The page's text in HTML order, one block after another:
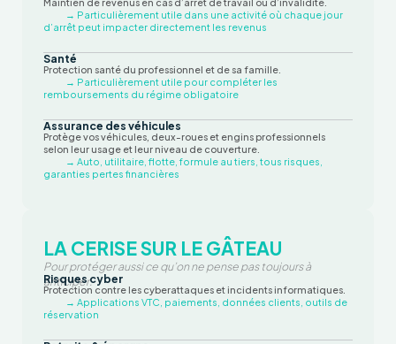
→ Particulièrement utile dans une activité où chaque jour
d’arrêt peut impacter directement les revenus
Santé
Protection santé du professionnel et de sa famille.
→ Particulièrement utile pour compléter les
remboursements du régime obligatoire
Assurance des véhicules
Protège vos véhicules, deux-roues et engins professionnels
selon leur usage et leur niveau de couverture.
→ Auto, utilitaire, flotte, formule au tiers, tous risques,
garanties pertes financières
LA CERISE SUR LE GÂTEAU
Pour protéger aussi ce qu’on ne pense pas toujours à
anticiper.
Risques cyber
Protection contre les cyberattaques et incidents informatiques.
→ Applications VTC, paiements, données clients, outils de
réservation